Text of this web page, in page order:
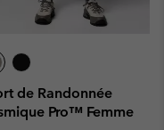
de Randonnée
Pro™ Femme